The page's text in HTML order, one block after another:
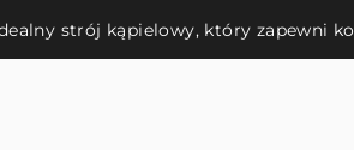
strój kąpielowy, który zapewni